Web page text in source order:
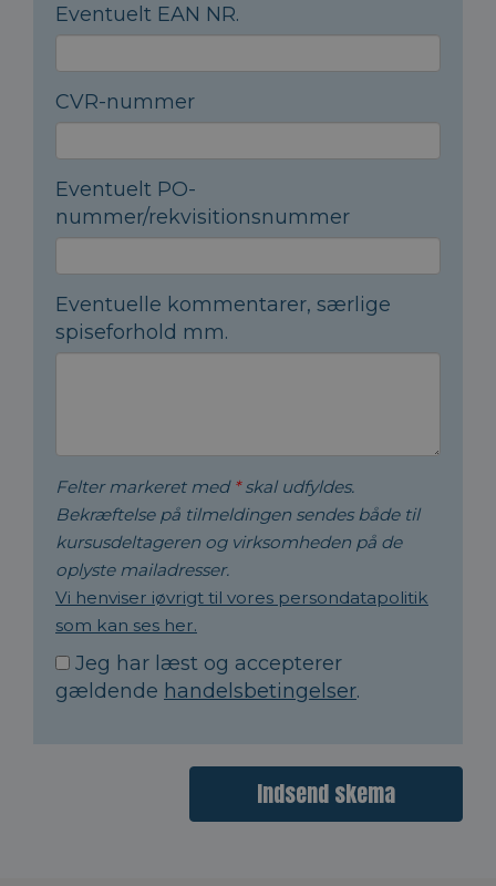
Eventuelt EAN NR.
CVR-nummer
Eventuelt PO-
nummer/rekvisitionsnummer
Eventuelle kommentarer, særlige
spiseforhold mm.
Felter markeret med *skal udfyldes.
Bekræftelse på tilmeldingen sendes både til
kursusdeltageren og virksomheden på de
oplyste mailadresser.
Vi henviser iøvrigt til vores persondatapolitik
som kan ses her.
Jeg har læst og accepterer
gældende handelsbetingelser.
Indsend skema